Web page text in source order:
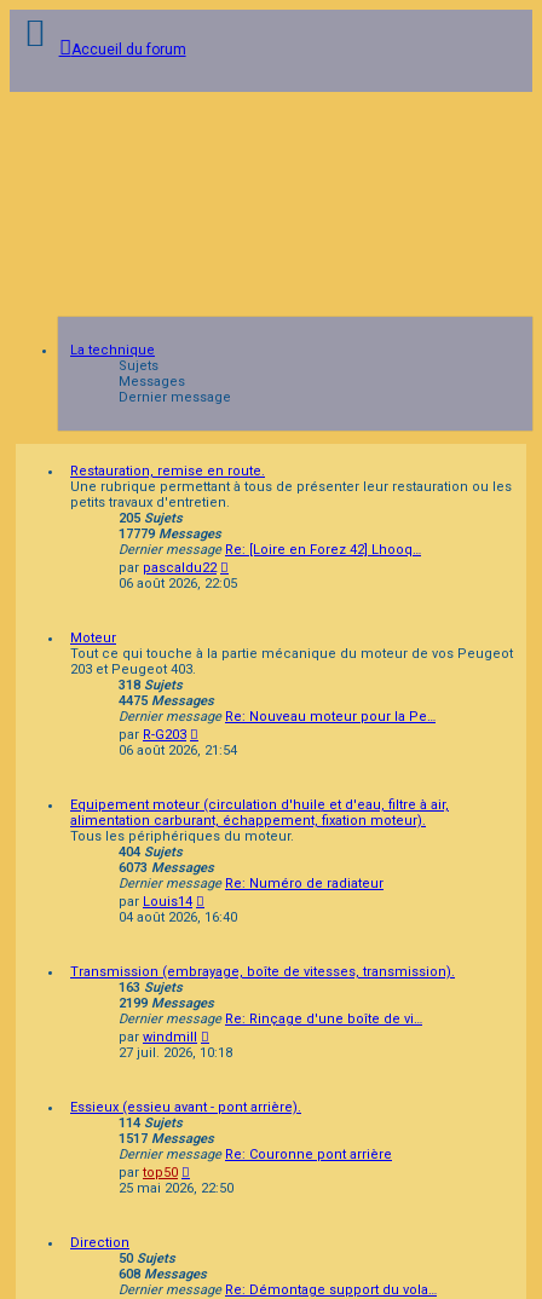
Accueil du forum
La technique
Sujets
Messages
Dernier message
Restauration, remise en route.
Une rubrique permettant à tous de présenter leur restauration ou les
petits travaux d'entretien.
205 Sujets
17779 Messages
Dernier message Re: [Loire en Forez 42] Lhooq…
par pascaldu22
le
06 août 2026, 22:05
Moteur
Tout ce qui touche à la partie mécanique du moteur de vos Peugeot
203 et Peugeot 403.
318 Sujets
4475 Messages
Dernier message Re: Nouveau moteur pour la Pe…
par R-G203
le
dernier
06 août 2026, 21:54
Equipement moteur (circulation d'huile et d'eau, filtre à air,
alimentation carburant, échappement, fixation moteur).
Tous les périphériques du moteur.
404 Sujets
6073 Messages
Dernier message Re: Numéro de radiateur
par Louis14
le
04 août 2026, 16:40
Transmission (embrayage, boîte de vitesses, transmission).
163 Sujets
2199 Messages
Dernier message Re: Rinçage d'une boîte de vi…
par windmill
le
27 juil. 2026, 10:18
Essieux (essieu avant - pont arrière).
114 Sujets
1517 Messages
Dernier message Re: Couronne pont arrière
par top50
le
dernier
25 mai 2026, 22:50
Direction
50 Sujets
608 Messages
Dernier message Re: Démontage support du vola…